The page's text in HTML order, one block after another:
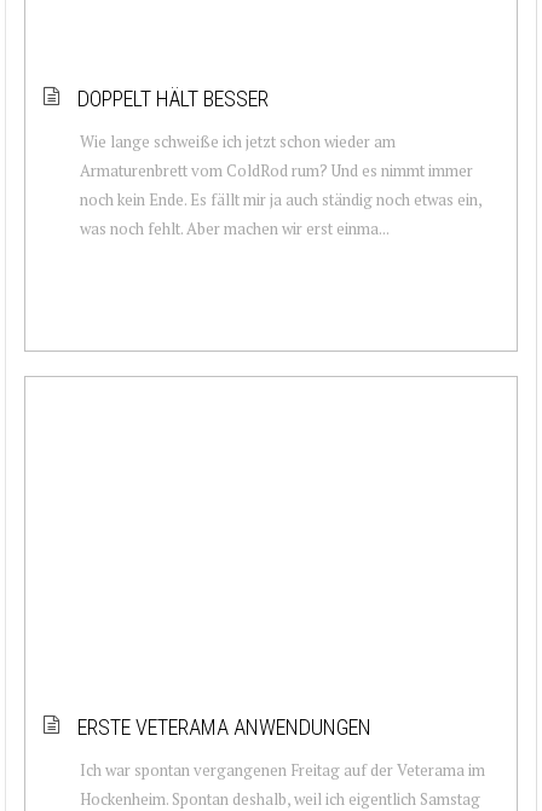
DOPPELT HÄLT BESSER
Wie lange schweiße ich jetzt schon wieder am
Armaturenbrett vom ColdRod rum? Und es nimmt immer
noch kein Ende. Es fällt mir ja auch ständig noch etwas ein,
was noch fehlt. Aber machen wir erst einma...
ERSTE VETERAMA ANWENDUNGEN
Ich war spontan vergangenen Freitag auf der Veterama im
Hockenheim. Spontan deshalb, weil ich eigentlich Samstag